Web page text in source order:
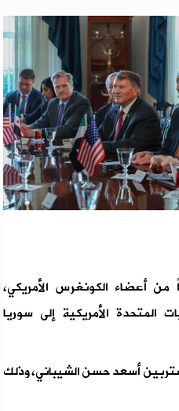
أعضاء الكونغرس الأمريكي،
المتحدة الأمريكية إلى سوريا
أسعد حسن الشيباني، وذلك